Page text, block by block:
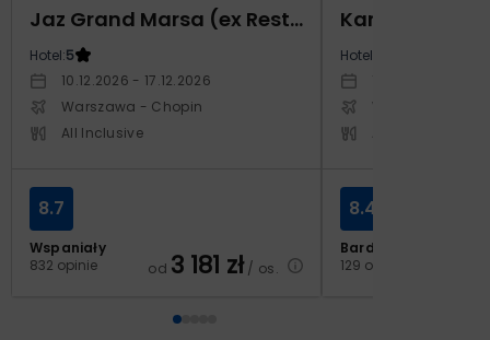
Jaz Grand Marsa (ex Resta Grand Resort)
Hotel:5
10.12.2026 - 17.12.2026
Warszawa - Chopin
All Inclusive
Wspaniały
832 opinie
8.7
od 3 181 zł/ os.
Kampos
Hotel:
Warszawa -
Bardzo dobry
129 opinii
8.4